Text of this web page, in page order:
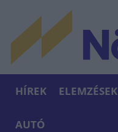
HÍREK ELEMZÉSEK
AUTÓ